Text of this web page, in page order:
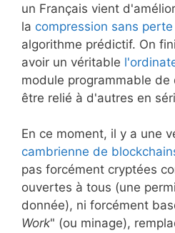
un Français vient
la compression sans perte
algorithme prédictif. On
avoir un véritable
module programmable
être relié à d'autres en
En ce moment, il y a une
cambrienne de
pas forcément cryptées
ouvertes à tous (une
donnée), ni forcément
Work" (ou minage),